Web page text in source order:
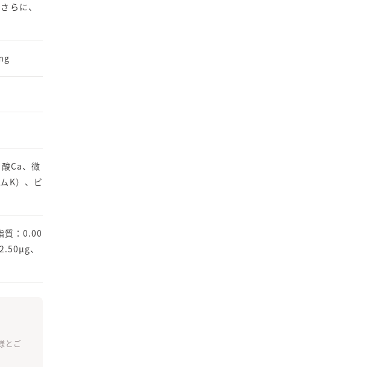
らに、
Ca、微
K）、ビ
質：0.00
、
とご